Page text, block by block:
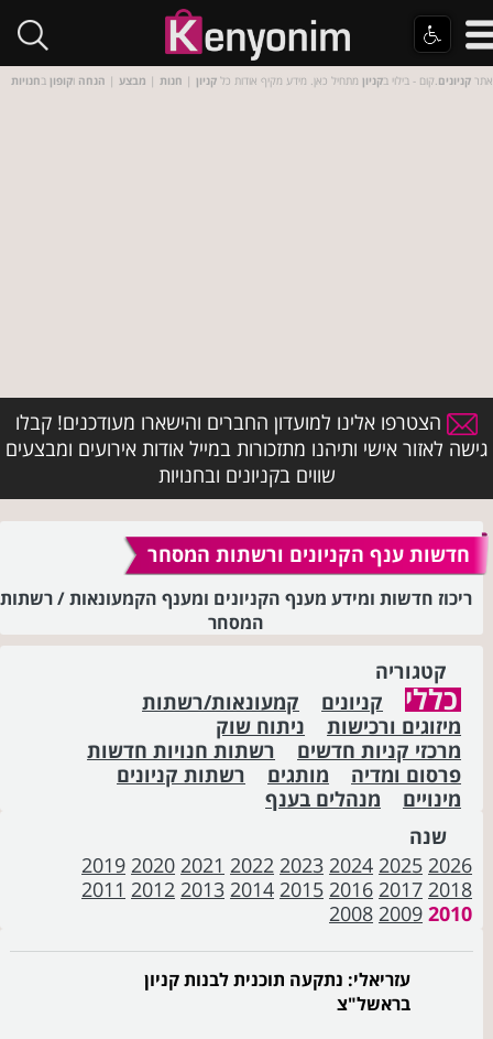
אתר קניונים.קום - בילוי בקניון מתחיל כאן. מידע מקיף אודות כל קניון | חנות | מבצע | הנחה וקופון בחנויות
הצטרפו אלינו למועדון החברים והישארו מעודכנים! קבלו
גישה לאזור אישי ותיהנו מתזכורות במייל אודות אירועים ומבצעים
שווים בקניונים ובחנויות
חדשות ענף הקניונים ורשתות המסחר
ריכוז חדשות ומידע מענף הקניונים ומענף הקמעונאות / רשתות
המסחר
קטגוריה
כללי קניונים
קמעונאות/רשתות
מיזוגים ורכישות
ניתוח שוק
מרכזי קניות חדשים
רשתות חנויות חדשות
פרסום ומדיה
מותגים
רשתות קניונים
מינויים
מנהלים בענף
שנה
2026
2025
2024
2023
2022
2021
2020
2019
2018
2017
2016
2015
2014
2013
2012
2011
2010
2009
2008
עזריאלי: נתקעה תוכנית לבנות קניון
בראשל"צ